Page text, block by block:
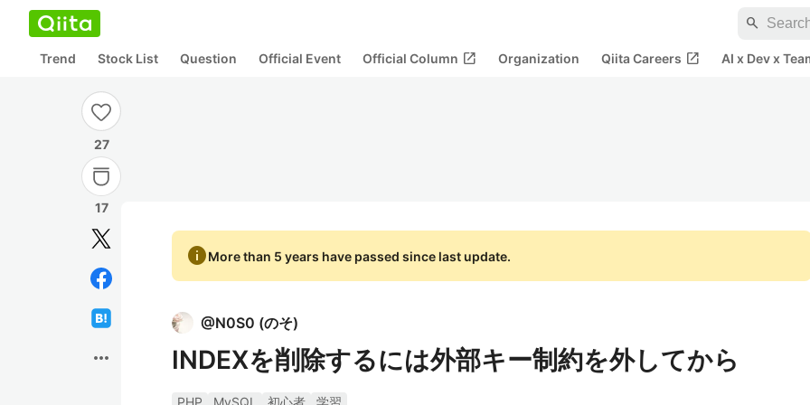
search
Trend Stock List Question Official Event Official Column open_in_new Organization Qiita Careers open_in_new AI x Dev x
27
17
more_horiz
infoMore than 5 years have passed since last update.
@N0S0 (のそ)
INDEXを削除するには外部キー制約を外してから
PHP MySQL 初心者
学習